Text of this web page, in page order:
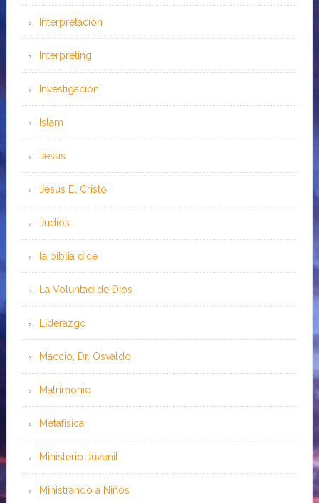
Interpretación
Interpreting
Investigación
Islam
Jesús
Jesús El Cristo
Judíos
la biblia dice
La Voluntad de Dios
Liderazgo
Maccio, Dr. Osvaldo
Matrimonio
Metafísica
Ministerio Juvenil
Ministrando a Niños